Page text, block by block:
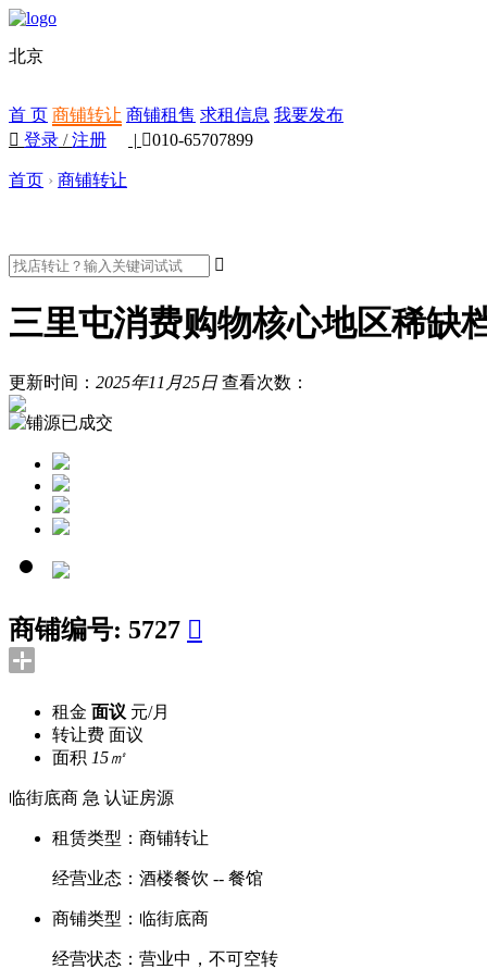
北京
首 页 商铺转让 商铺租售 求租信息 我要发布
 登录 /注册 | 010-65707899
首页 › 商铺转让

三里屯消费购物核心地区稀缺
更新时间： 2025年11月25日 查看次数：
商铺编号: 5727 
租金 面议 元/月
转让费 面议
面积 15㎡
临街底商 急 认证房源
租赁类型： 商铺转让
经营业态： 酒楼餐饮 -- 餐馆
商铺类型： 临街底商
经营状态： 营业中，不可空转